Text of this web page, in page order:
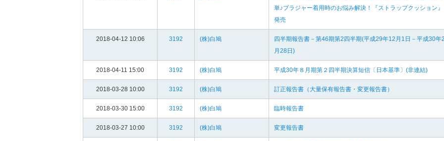
単♪ブラジャー着用時のお悩み解決！『ストラップクッション』
発売
2018-04-12 10:06 3192 (株)白鳩
四半期報告書－第46期第2四半期(平成29年12月1日－平成30年2
月28日)
2018-04-11 15:00 3192 (株)白鳩 平成30年８月期第２四半期決算短信〔日本基準〕(非連結)
2018-03-28 10:00 3192 (株)白鳩 訂正報告書（大量保有報告書・変更報告書）
2018-03-30 15:00 3192 (株)白鳩 臨時報告書
2018-03-27 10:00 3192 (株)白鳩 変更報告書